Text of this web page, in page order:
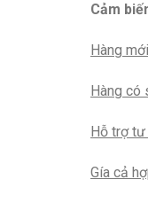
Cảm
Hàng
Hàng có
Hỗ trợ tư
Gía cả